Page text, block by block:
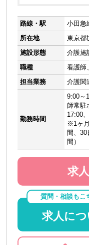
路線・駅
小田急
所在地
東京都
施設形態
介護施
職種
看護師
担当業務
介護関
勤務時間
9:00～
師常駐
17:00
※1ヶ
間、30
間）
求
質問・相談もこ
求人に